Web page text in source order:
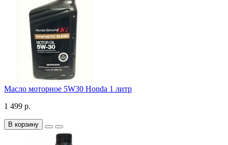
Масло моторное 5W30 Honda 1 литр
1 499 р.
В корзину